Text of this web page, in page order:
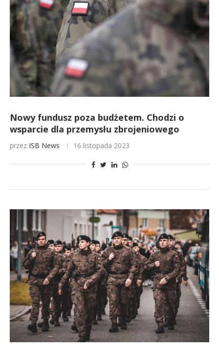
Nowy fundusz poza budżetem. Chodzi o
wsparcie dla przemysłu zbrojeniowego
przez ISB News 16 listopada 2023